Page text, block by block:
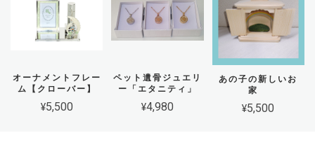
オーナメントフレー
ム【クローバー】
¥5,500
ペット遺骨ジュエリ
ー「エタニティ」
¥4,980
あの子の新しいお
家
¥5,500